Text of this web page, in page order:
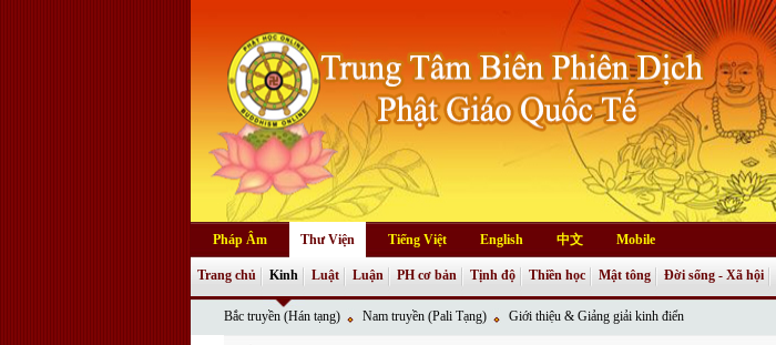
Pháp Âm Thư Viện Tiếng Việt English 中文 Mobile
Trang chủ Kinh
Bắc truyền (Hán tạng) Nam truyền (Pali Tạng) Giới thiệu & Giảng giải kinh điển
Luật Luận PH cơ bản Tịnh độ Thiền học Mật tông Đời sống - Xã hội